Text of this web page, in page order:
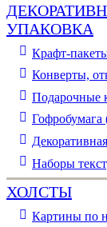
УПАКОВКА
Крафт-
Конверты,
Подарочные
Гофробумага
Наборы
ХОЛСТЫ
Картины по